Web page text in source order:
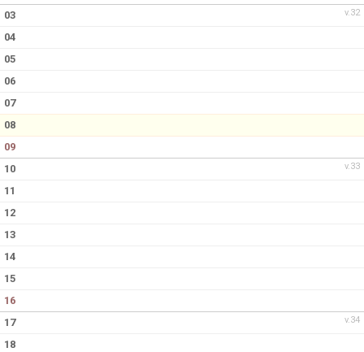
v.32
03
04
05
06
07
08
09
v.33
10
11
12
13
14
15
16
v.34
17
18